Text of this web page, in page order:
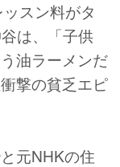
スン料がタ
は、「子供
油ラーメンだ
撃の貧乏エピ
元NHKの住